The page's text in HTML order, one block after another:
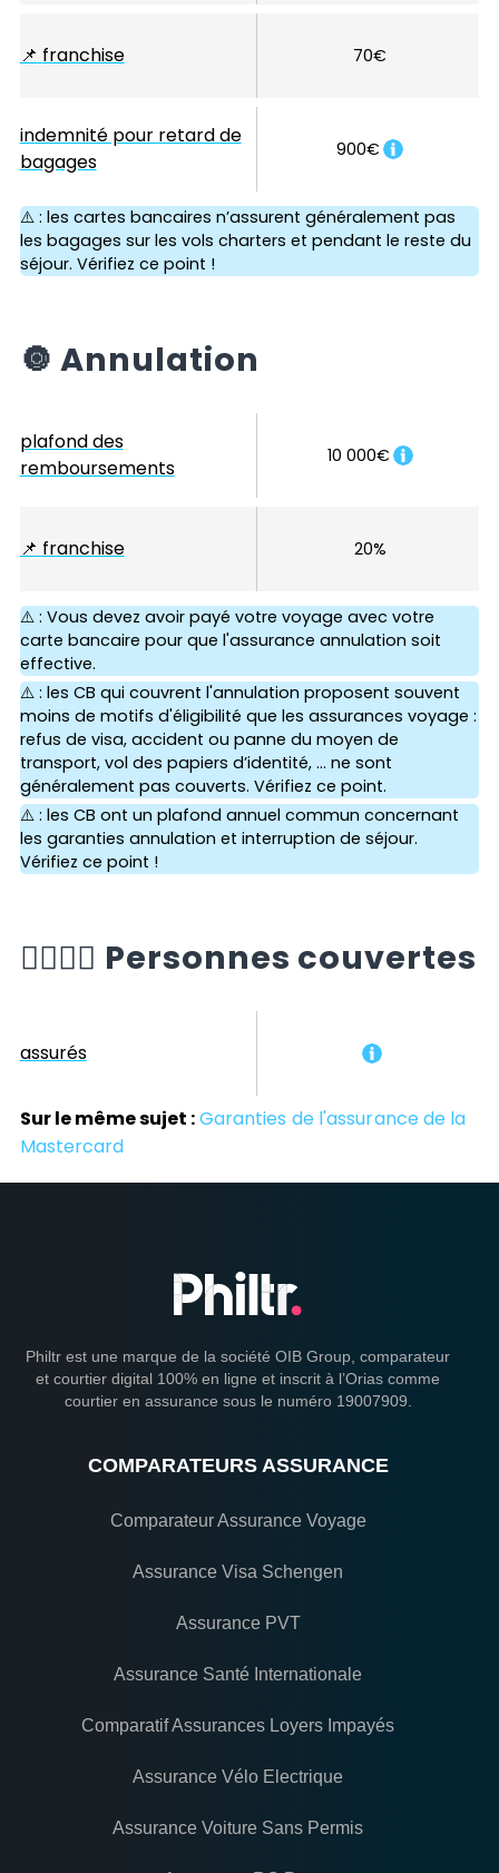
📌 franchise 70€
indemnité pour retard de
bagages
900€
⚠️ : les cartes bancaires n’assurent généralement pas
les bagages sur les vols charters et pendant le reste du
séjour. Vérifiez ce point !
🔘 Annulation
plafond des
remboursements
10 000€
📌 franchise 20%
⚠️ : Vous devez avoir payé votre voyage avec votre
carte bancaire pour que l'assurance annulation soit
effective.
⚠️ : les CB qui couvrent l'annulation proposent souvent
moins de motifs d'éligibilité que les assurances voyage :
refus de visa, accident ou panne du moyen de
transport, vol des papiers d’identité, ... ne sont
généralement pas couverts. Vérifiez ce point.
⚠️ : les CB ont un plafond annuel commun concernant
les garanties annulation et interruption de séjour.
Vérifiez ce point !
🙆‍♂️🙆‍♀️ Personnes couvertes
assurés
Sur le même sujet :Garanties de l'assurance de la
Mastercard
Philtr est une marque de la société OIB Group, comparateur
et courtier digital 100% en ligne et inscrit à l’Orias comme
courtier en assurance sous le numéro 19007909.
COMPARATEURS ASSURANCE
Comparateur Assurance Voyage
Assurance Visa Schengen
Assurance PVT
Assurance Santé Internationale
Comparatif Assurances Loyers Impayés
Assurance Vélo Electrique
Assurance Voiture Sans Permis